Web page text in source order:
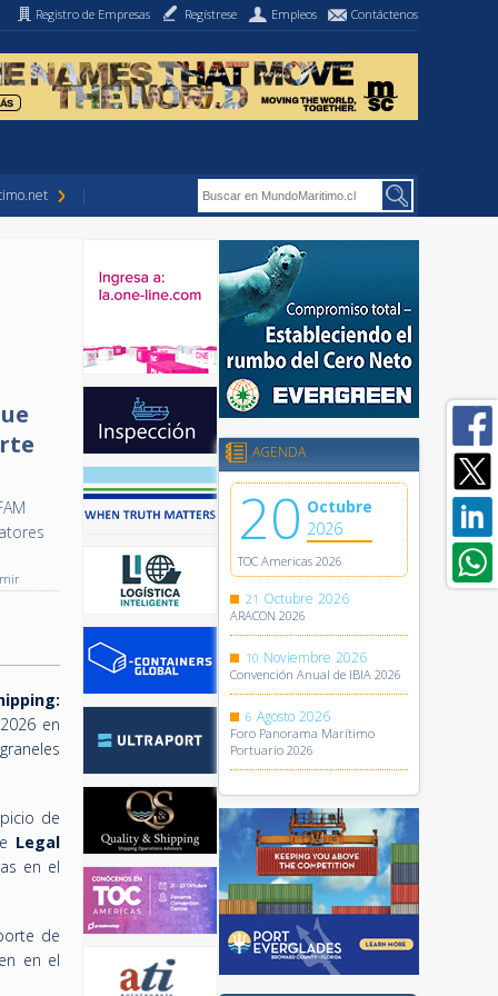
Registro de Empresas Regístrese Empleos Contáctenos
en
de
Legal
en el
de
en el
AGENDA
20 Octubre
2026
TOC Americas 2026
21 Octubre 2026
ARACON 2026
10 Noviembre 2026
Convención Anual de IBIA 2026
6 Agosto 2026
Foro Panorama Marítimo
Portuario 2026